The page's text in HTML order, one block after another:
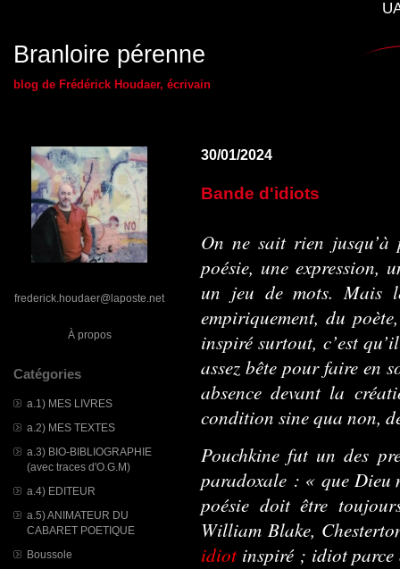
Branloire pérenne
blog de Frédérick Houdaer, écrivain
frederick.houdaer@laposte.net
À propos
Catégories
a.1) MES LIVRES
a.2) MES TEXTES
a.3) BIO-BIBLIOGRAPHIE
(avec traces d'O.G.M)
a.4) EDITEUR
a.5) ANIMATEUR DU
CABARET POETIQUE
Boussole
30/01/2024
Bande d'idiots
On ne sait rien jusqu’à
poésie, une expression,
un jeu de mots. Mais
empiriquement, du
inspiré surtout, c’est
assez bête pour faire en
absence devant la
condition sine qua non,
Pouchkine fut un des
paradoxale : « que Dieu
poésie doit être
William Blake,
idiotinspiré ; idiot parce